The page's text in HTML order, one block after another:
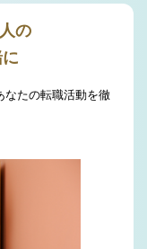
の
なたの転職活動を徹